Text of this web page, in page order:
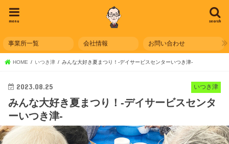
search
menu
事業所一覧 会社情報 お問い合わせ
HOME いつき津 みんな大好き夏まつり！-デイサービスセンターいつき津-
いつき津
2023.08.25
みんな大好き夏まつり！-デイサービスセンタ
ーいつき津-